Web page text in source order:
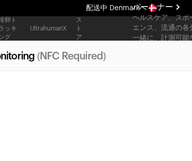
配送中 Denmarkへ
まったく新しいUltrahuman体験。近日公開。
配送中 Denmarkへ
卵ト
ッキ
ング
UltrahumanX
ス
ト
ア
パートナー
ヘルスケア、スポ
エンス、流通の各
一緒に、計測可能
(NFC Required)